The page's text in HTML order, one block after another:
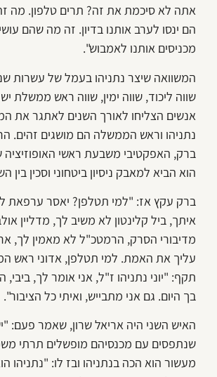
אתה לא סיכמת את זה? תרים טלפון. מה
הם ינסו לערב אותנו בדיון. זה מה שהם
מכניסים אותנו לאמבוש".
המשוואה שיצר נתניהו בעמל של עשרות
שווה ליכוד, שווה ימין, שווה ראש ממשלת
אנשים הצליחו לאורך השנים לאתגר את
נתניהו וראש הממשלה הם מושגים זהים.
ברק, האפקטיבי משבעת ראשי האופוזיציה
הוא הביא למאבק ניסיון ביטחוני וסכין בין
ברק עקץ אז: "למי תטלפן? יאסר ערפאת
איתך, ביל קלינטון לא משיב לך, מדליין
מדיבורי הסרק, הרמטכ"ל לא מאמין לך,
עליך את האמת. למי תטלפן, אדוני ראש
תקף: "יוני נתניהו ז"ל, אני אומר לך, ביבי,
בך היום. גם אני מתבייש, ואיתי כל הציבור".
האיש השני היה אריאל שרון, שאמר פעם:
שנתפסים עם מכנסיהם מופשלים תרתי
מעשור הוא הכה בנתניהו ובז לו: "נתניהו